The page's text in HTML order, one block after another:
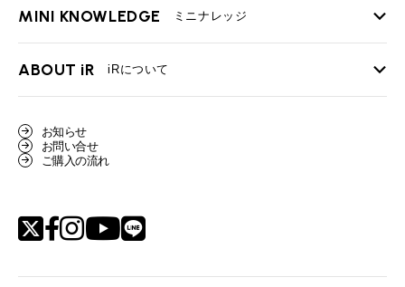
必要書類
BMWミニ買取査定依頼
ローバーミニ買取査定依頼
最近の修理実績
TOP
User's Voice 購入者様の声
Part's Report
MINI KNOWLEDGE ミニナレッジ
TOP
ローバーミニナレッジ
ABOUT iR iRについて
スタッフ紹介
リクルート
お知らせ
お問い合せ
ご購入の流れ